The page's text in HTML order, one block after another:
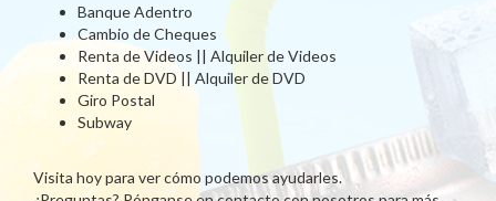
Banque Adentro
Cambio de Cheques
Renta de Videos || Alquiler de Videos
Renta de DVD || Alquiler de DVD
Giro Postal
Subway
Visita hoy para ver cómo podemos ayudarles.